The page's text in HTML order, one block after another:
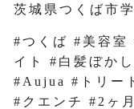
茨城県つくば市
#つくば #美容室
イト #白髪ぼか
#Aujua #トリー
#クエンチ #2ヶ